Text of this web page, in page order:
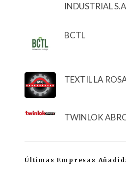
INDUSTRIAL
BCTL
TEXTIL LA
TWINLOK
Últimas Empresas